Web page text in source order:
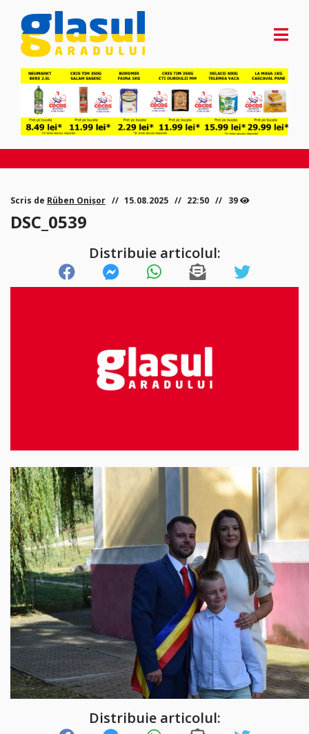
Scris de Rüben Onișor 15.08.2025 22:50 39
DSC_0539
Distribuie articolul:
Distribuie articolul: